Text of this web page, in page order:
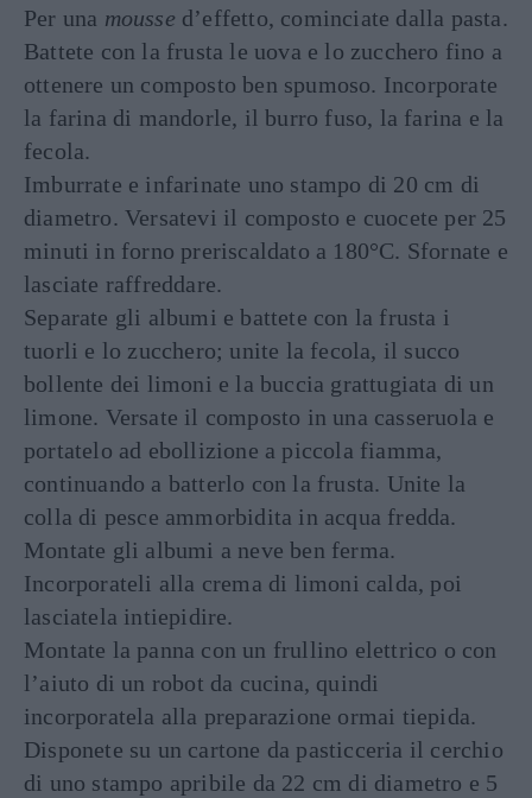
Per una mousse d’effetto, cominciate dalla pasta.
Battete con la frusta le uova e lo zucchero fino a
ottenere un composto ben spumoso. Incorporate
la farina di mandorle, il burro fuso, la farina e la
fecola.
Imburrate e infarinate uno stampo di 20 cm di
diametro. Versatevi il composto e cuocete per 25
minuti in forno preriscaldato a 180°C. Sfornate e
lasciate raffreddare.
Separate gli albumi e battete con la frusta i
tuorli e lo zucchero; unite la fecola, il succo
bollente dei limoni e la buccia grattugiata di un
limone. Versate il composto in una casseruola e
portatelo ad ebollizione a piccola fiamma,
continuando a batterlo con la frusta. Unite la
colla di pesce ammorbidita in acqua fredda.
Montate gli albumi a neve ben ferma.
Incorporateli alla crema di limoni calda, poi
lasciatela intiepidire.
Montate la panna con un frullino elettrico o con
l’aiuto di un robot da cucina, quindi
incorporatela alla preparazione ormai tiepida.
Disponete su un cartone da pasticceria il cerchio
di uno stampo apribile da 22 cm di diametro e 5